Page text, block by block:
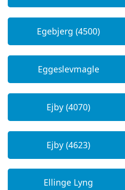
Egebjerg (4500)
Eggeslevmagle
Ejby (4070)
Ejby (4623)
Ellinge Lyng